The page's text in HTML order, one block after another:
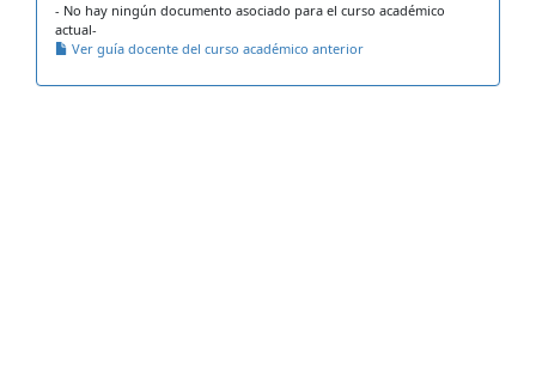
- No hay ningún documento asociado para el curso académico
actual-
Ver guía docente del curso académico anterior